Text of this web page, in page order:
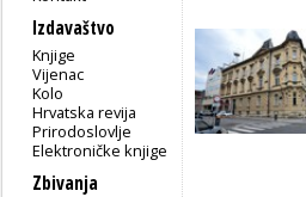
Izdavaštvo
Knjige
Vijenac
Kolo
Hrvatska revija
Prirodoslovlje
Elektroničke knjige
Zbivanja